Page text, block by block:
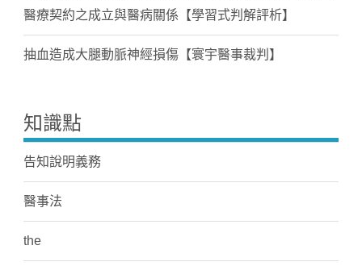
醫療契約之成立與醫病關係【學習式判解評析】
抽血造成大腿動脈神經損傷【寰宇醫事裁判】
知識點
告知說明義務
醫事法
the